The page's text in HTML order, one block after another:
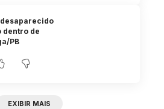
dentro de
PB
EXIBIR MAIS